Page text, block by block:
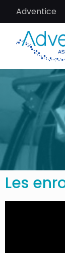
Adventice
Les